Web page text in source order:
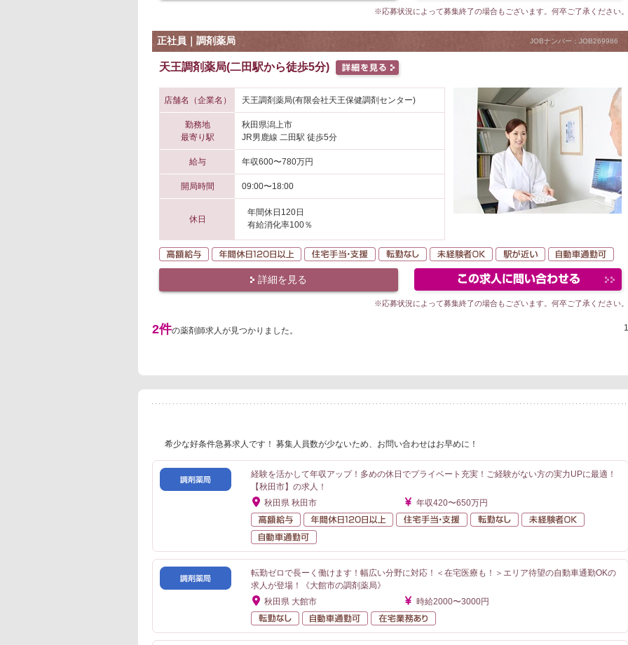
※応募状況によって募集終了の場合もございます。何卒ご了承ください。
正社員｜調剤薬局 JOBナンバー：JOB269986
天王調剤薬局(二田駅から徒歩5分)
店舗名（企業名） 天王調剤薬局(有限会社天王保健調剤センター)
勤務地
最寄り駅
秋田県潟上市
JR男鹿線 二田駅 徒歩5分
給与 年収600〜780万円
開局時間 09:00〜18:00
休日
年間休日120日
有給消化率100％
高額給与 年間休日120日以上 住宅手当・支援 転勤なし 未経験者OK 駅が近い
詳細を見る
※応募状況によって募集終了の場合もございます。何卒ご了承ください。
2件の薬剤師求人が見つかりました。 1
希少な好条件急募求人です！ 募集人員数が少ないため、お問い合わせはお早めに！
経験を活かして年収アップ！多めの休日でプライベート充実！ご経験がない方の実力UPに最適！
【秋田市】の求人！
秋田県 秋田市
年収420〜650万円
高額給与
年間休日120日以上 住宅手当・支援 転勤なし
転勤ゼロで長ーく働けます！幅広い分野に対応！＜在宅医療も！＞エリア待望の自動車通勤OKの
求人が登場！《大館市の調剤薬局》
秋田県 大館市
時給2000〜3000円
転勤なし
自動車通勤可